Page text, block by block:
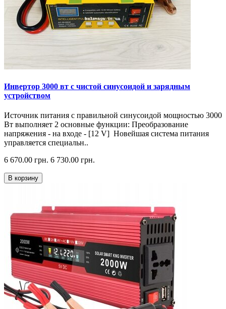
Инвертор 3000 вт с чистой синусоидой и зарядным
устройством
Источник питания с правильной синусоидой мощностью 3000
Вт выполняет 2 основные функции: Преобразование
напряжения - на входе - [12 V] Новейшая система питания
управляется специальн..
6 670.00 грн. 6 730.00 грн.
В корзину